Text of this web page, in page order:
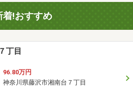
着!おすすめ
丁目
96.80万円
神奈川県藤沢市湘南台７丁目